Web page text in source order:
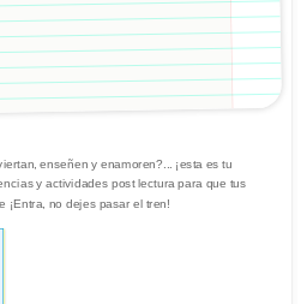
enseñen y enamoren?... ¡esta es tu
y actividades post lectura para que tus
¡Entra, no dejes pasar el tren!